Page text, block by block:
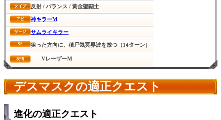
タイプ 反射 / バランス / 黄金聖闘士
アビ 神キラーM
ゲージ サムライキラー
SS 狙った方向に、積尸気冥界波を放つ（14ターン）
友情 VレーザーM
デスマスクの適正クエスト
進化の適正クエスト